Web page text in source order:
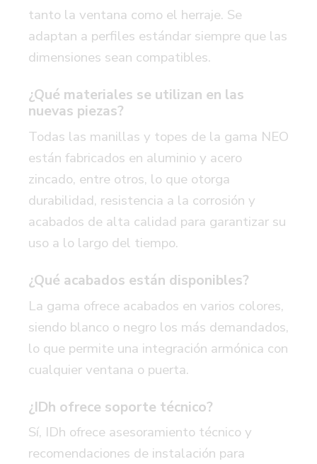
tanto la ventana como el herraje. Se
adaptan a perfiles estándar siempre que las
dimensiones sean compatibles.
¿Qué materiales se utilizan en las
nuevas piezas?
Todas las manillas y topes de la gama NEO
están fabricados en aluminio y acero
zincado, entre otros, lo que otorga
durabilidad, resistencia a la corrosión y
acabados de alta calidad para garantizar su
uso a lo largo del tiempo.
¿Qué acabados están disponibles?
La gama ofrece acabados en varios colores,
siendo blanco o negro los más demandados,
lo que permite una integración armónica con
cualquier ventana o puerta.
¿IDh ofrece soporte técnico?
Sí, IDh ofrece asesoramiento técnico y
recomendaciones de instalación para